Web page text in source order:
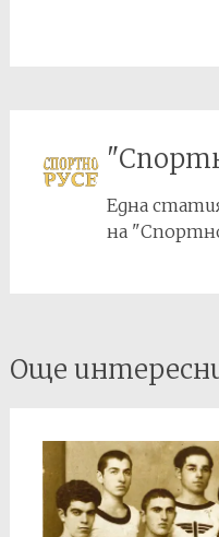
Една
на
Post
navigation
Още